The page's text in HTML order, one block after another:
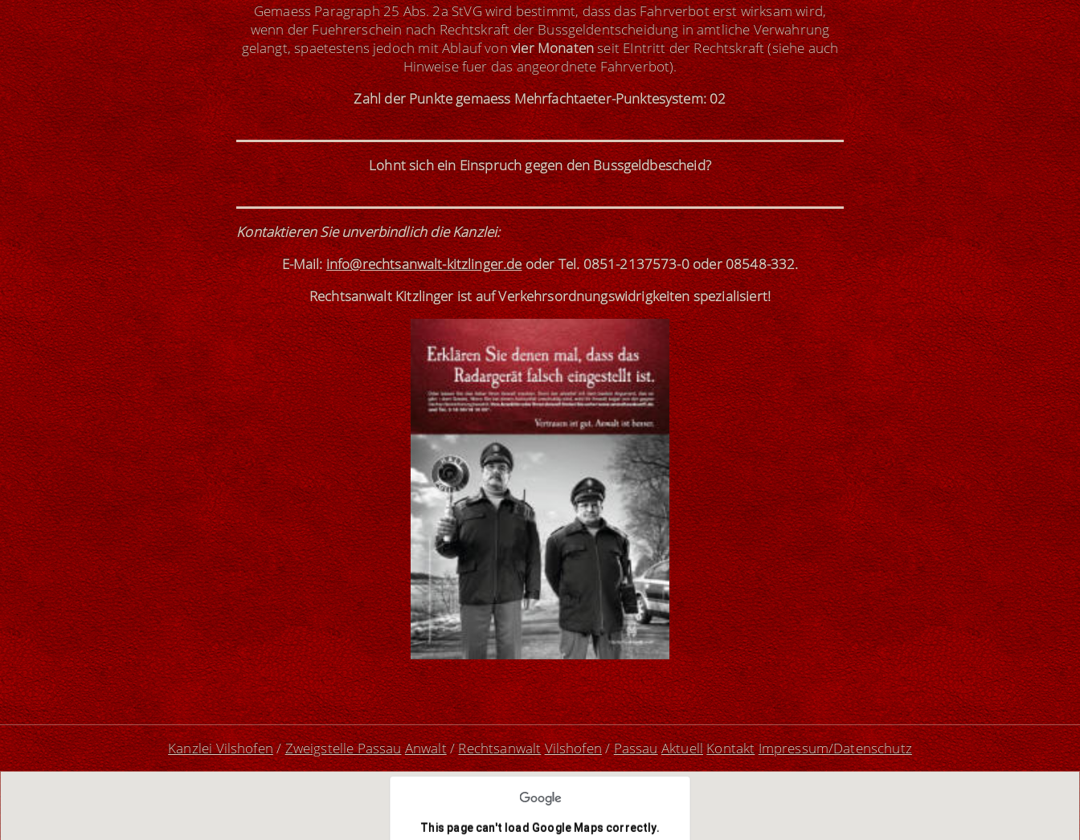
Gemaess Paragraph 25 Abs. 2a StVG wird bestimmt, dass das Fahrverbot erst wirksam wird,
wenn der Fuehrerschein nach Rechtskraft der Bussgeldentscheidung in amtliche Verwahrung
gelangt, spaetestens jedoch mit Ablauf vonvier Monatenseit EIntritt der Rechtskraft (siehe auch
Hinweise fuer das angeordnete Fahrverbot).
Zahl der Punkte gemaess Mehrfachtaeter-Punktesystem: 02
Lohnt sich ein Einspruch gegen den Bussgeldbescheid?
Kontaktieren Sie unverbindlich die Kanzlei:
E-Mail:info@rechtsanwalt-kitzlinger.deoderTel. 0851-2137573-0oder08548-332.
Rechtsanwalt Kitzlinger istauf Verkehrsordnungswidrigkeitenspezialisiert!
Kanzlei Vilshofen/Zweigstelle PassauAnwalt/RechtsanwaltVilshofen/PassauAktuellKontaktImpressum/Datenschutz
This page can't load Google Maps correctly.